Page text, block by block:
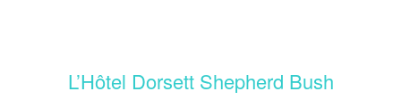
L’Hôtel Dorsett Shepherd Bush